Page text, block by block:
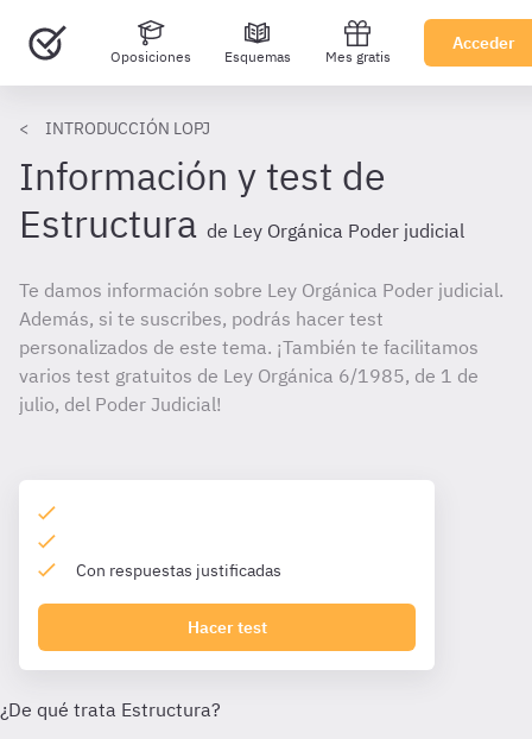
Oposiciones Esquemas Mes gratis
Acceder
INTRODUCCIÓN LOPJ
Información y test de
Estructura de Ley Orgánica Poder judicial
Te damos información sobre Ley Orgánica Poder judicial.
Además, si te suscribes, podrás hacer test
personalizados de este tema. ¡También te facilitamos
varios test gratuitos de Ley Orgánica 6/1985, de 1 de
julio, del Poder Judicial!
Con respuestas justificadas
Hacer test